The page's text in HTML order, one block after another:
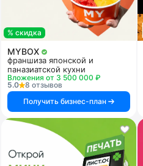
% скидка
MYBOX
франшиза японской и
паназиатской кухни
Вложения от 3 500 000 ₽
5.0
8 отзывов
Получить бизнес-план